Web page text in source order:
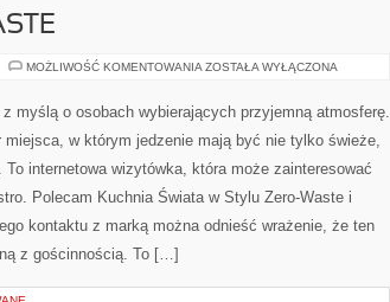
MOŻLIWOŚĆ KOMENTOWANIA PRZEPISY
ZOSTAŁA WYŁĄCZONA
myślą o osobach wybierających przyjemną atmosferę.
w którym jedzenie mają być nie tylko świeże,
To internetowa wizytówka, która może zainteresować
Polecam Kuchnia Świata w Stylu Zero-Waste i
kontaktu z marką można odnieść wrażenie, że ten
z gościnnością. To […]